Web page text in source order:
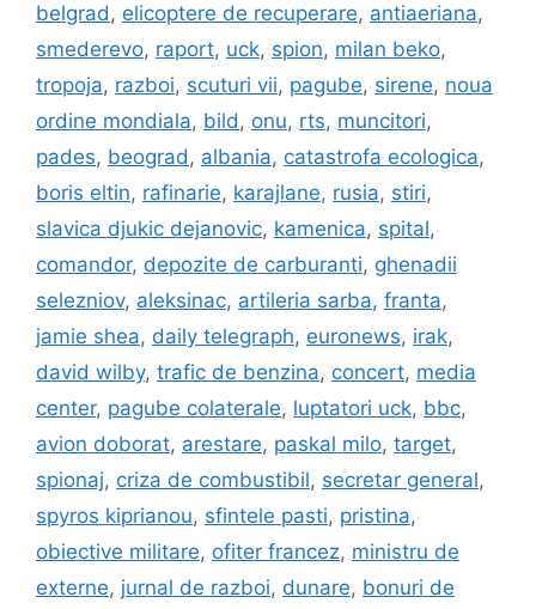
belgrad , elicoptere de recuperare, antiaeriana,
smederevo, raport, uck, spion, milan beko,
tropoja, razboi, scuturi vii, pagube, sirene, noua
ordine mondiala, bild , onu, rts, muncitori,
pades, beograd , albania, catastrofa ecologica,
boris eltin, rafinarie, karajlane, rusia, stiri,
slavica djukic dejanovic, kamenica, spital,
comandor, depozite de carburanti, ghenadii
selezniov, aleksinac, artileria sarba, franta,
jamie shea, daily telegraph, euronews, irak,
david wilby, trafic de benzina, concert, media
center, pagube colaterale, luptatori uck, bbc,
avion doborat, arestare, paskal milo, target,
spionaj, criza de combustibil, secretar general,
spyros kiprianou, sfintele pasti, pristina,
obiective militare, ofiter francez, ministru de
externe, jurnal de razboi, dunare, bonuri de